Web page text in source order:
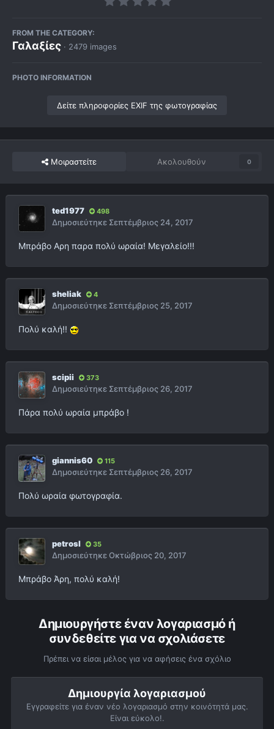
FROM THE CATEGORY:
Γαλαξίες · 2479 images
PHOTO INFORMATION
Δείτε πληροφορίες EXIF της φωτογραφίας
Μοιραστείτε Ακολουθούν 0
ted1977 498
Δημοσιεύτηκε Σεπτέμβριος 24, 2017
Μπράβο Αρη παρα πολύ ωραία! Μεγαλείο!!!
sheliak 4
Δημοσιεύτηκε Σεπτέμβριος 25, 2017
Πολύ καλή!!
scipii 373
Δημοσιεύτηκε Σεπτέμβριος 26, 2017
Πάρα πολύ ωραία μπράβο !
giannis60 115
Δημοσιεύτηκε Σεπτέμβριος 26, 2017
Πολύ ωραία φωτογραφία.
petrosl 35
ΔημοσιεύτηκεΟκτώβριος 20, 2017
Μπράβο Άρη, πολύ καλή!
Δημιουργήστε έναν λογαριασμό ή
συνδεθείτε για να σχολιάσετε
Πρέπει να είσαι μέλος για να αφήσεις ένα σχόλιο
Δημιουργία λογαριασμού
Εγγραφείτε για έναν νέο λογαριασμό στην κοινότητά μας.
Είναι εύκολο!.